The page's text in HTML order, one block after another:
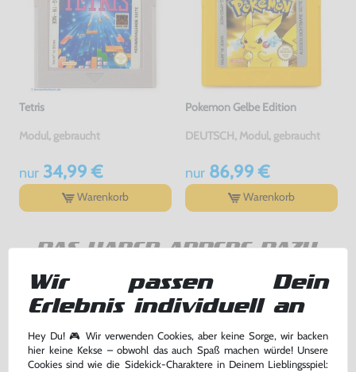
Tetris
Modul, gebraucht
nur34,99 €
Warenkorb
Pokemon Gelbe Edition
DEUTSCH, Modul, gebraucht
nur86,99 €
Warenkorb
DAS HABEN ANDERE DAZU
Wir passen Dein
Erlebnis individuell an
Hey Du! 🎮 Wir verwenden Cookies, aber keine Sorge, wir backen
hier keine Kekse – obwohl das auch Spaß machen würde! Unsere
Cookies sind wie die Sidekick-Charaktere in Deinem Lieblingsspiel: